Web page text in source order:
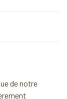
de notre